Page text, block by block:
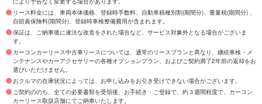
リース料金には、車両本体価格、登録時手数料、自動車税種別割(期間分)、重量税(期間分) 、
自賠責保険料(期間分)、登録時車検整備費用が含まれます。
保証は、ご納車後に違法な改造をされた場合など、サービス対象外となる場合がございま
す。
カーコンカーリース中古車リースについては、通常のリースプランと異なり、継続車検・メ
ンテナンスやカーアクセサリーの各種オプションプラン、およびご契約満了2年前の返却をお
選びいただけません。
おクルマの在庫状況によっては、お申し込みをお引き受けできない場合がございます。
ご契約ののち、全ての必要書類を受領後、お手続き・ご登録で、約３週間程度で、カーコン
カーリース取扱店舗にてご納車いたします。